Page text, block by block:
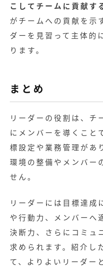
こしてチームに貢献す
がチームへの貢献を示
ダーを見習って主体的
ります。
まとめ
リーダーの役割は、チ
にメンバーを導くこと
標設定や業務管理があ
環境の整備やメンバー
せん。
リーダーには目標達成
や行動力、メンバーへ
決断力、さらにコミュ
求められます。紹介し
て、よりよいリーダー